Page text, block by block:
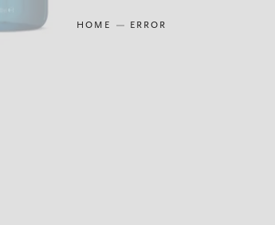
HOME ERROR